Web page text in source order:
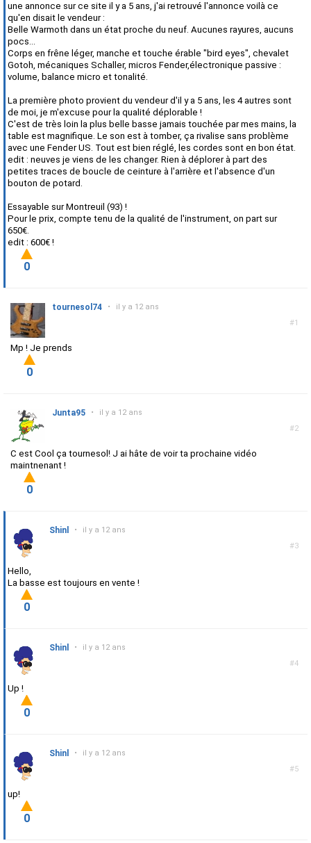
une annonce sur ce site il y a 5 ans, j'ai retrouvé l'annonce voilà ce
qu'en disait le vendeur :
Belle Warmoth dans un état proche du neuf. Aucunes rayures, aucuns
pocs...
Corps en frêne léger, manche et touche érable "bird eyes", chevalet
Gotoh, mécaniques Schaller, micros Fender,électronique passive :
volume, balance micro et tonalité.
La première photo provient du vendeur d'il y a 5 ans, les 4 autres sont
de moi, je m'excuse pour la qualité déplorable !
C'est de très loin la plus belle basse jamais touchée par mes mains, la
table est magnifique. Le son est à tomber, ça rivalise sans problème
avec une Fender US. Tout est bien réglé, les cordes sont en bon état.
edit : neuves je viens de les changer. Rien à déplorer à part des
petites traces de boucle de ceinture à l'arrière et l'absence d'un
bouton de potard.
Essayable sur Montreuil (93) !
Pour le prix, compte tenu de la qualité de l'instrument, on part sur
650€.
edit : 600€ !
0
#1
tournesol74 • il y a 12 ans
Mp ! Je prends
0
#2
Junta95 • il y a 12 ans
C est Cool ça tournesol! J ai hâte de voir ta prochaine vidéo
maintnenant !
0
#3
Shinl • il y a 12 ans
Hello,
La basse est toujours en vente !
0
#4
Shinl • il y a 12 ans
Up !
0
#5
Shinl • il y a 12 ans
up!
0